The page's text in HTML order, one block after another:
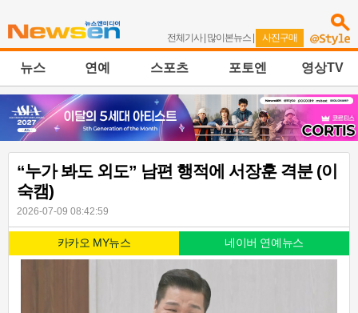
전체기사| 많이본뉴스 | 사진구매
뉴스 연예 스포츠 포토엔 영상TV
“누가 봐도 외도” 남편 행적에 서장훈 격분 (이
숙캠)
2026-07-09 08:42:59
카카오 MY뉴스 네이버 연예뉴스